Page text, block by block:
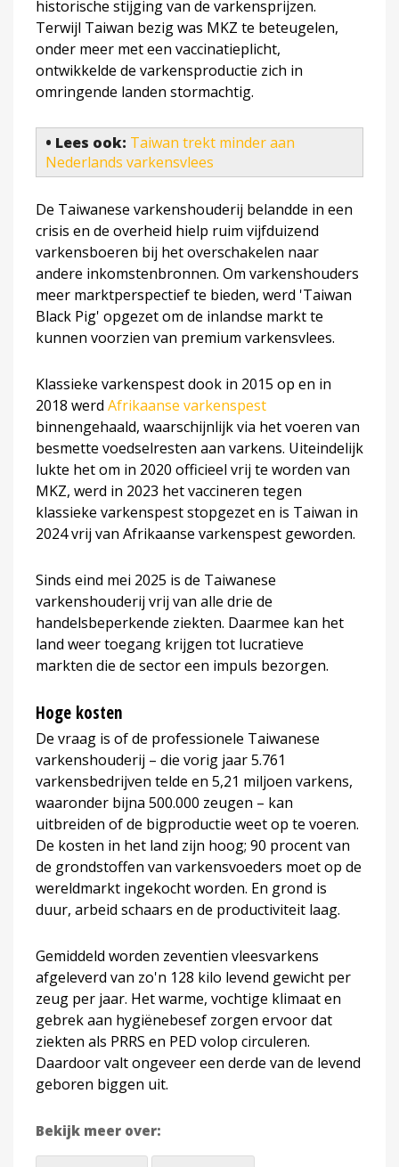
historische stijging van de varkensprijzen.
Terwijl Taiwan bezig was MKZ te beteugelen,
onder meer met een vaccinatieplicht,
ontwikkelde de varkensproductie zich in
omringende landen stormachtig.
• Lees ook: Taiwan trekt minder aan
Nederlands varkensvlees
De Taiwanese varkenshouderij belandde in een
crisis en de overheid hielp ruim vijfduizend
varkensboeren bij het overschakelen naar
andere inkomstenbronnen. Om varkenshouders
meer marktperspectief te bieden, werd 'Taiwan
Black Pig' opgezet om de inlandse markt te
kunnen voorzien van premium varkensvlees.
Klassieke varkenspest dook in 2015 op en in
2018 werd Afrikaanse varkenspest
binnengehaald, waarschijnlijk via het voeren van
besmette voedselresten aan varkens. Uiteindelijk
lukte het om in 2020 officieel vrij te worden van
MKZ, werd in 2023 het vaccineren tegen
klassieke varkenspest stopgezet en is Taiwan in
2024 vrij van Afrikaanse varkenspest geworden.
Sinds eind mei 2025 is de Taiwanese
varkenshouderij vrij van alle drie de
handelsbeperkende ziekten. Daarmee kan het
land weer toegang krijgen tot lucratieve
markten die de sector een impuls bezorgen.
Hoge kosten
De vraag is of de professionele Taiwanese
varkenshouderij – die vorig jaar 5.761
varkensbedrijven telde en 5,21 miljoen varkens,
waaronder bijna 500.000 zeugen – kan
uitbreiden of de bigproductie weet op te voeren.
De kosten in het land zijn hoog; 90 procent van
de grondstoffen van varkensvoeders moet op de
wereldmarkt ingekocht worden. En grond is
duur, arbeid schaars en de productiviteit laag.
Gemiddeld worden zeventien vleesvarkens
afgeleverd van zo'n 128 kilo levend gewicht per
zeug per jaar. Het warme, vochtige klimaat en
gebrek aan hygiënebesef zorgen ervoor dat
ziekten als PRRS en PED volop circuleren.
Daardoor valt ongeveer een derde van de levend
geboren biggen uit.
Bekijk meer over: